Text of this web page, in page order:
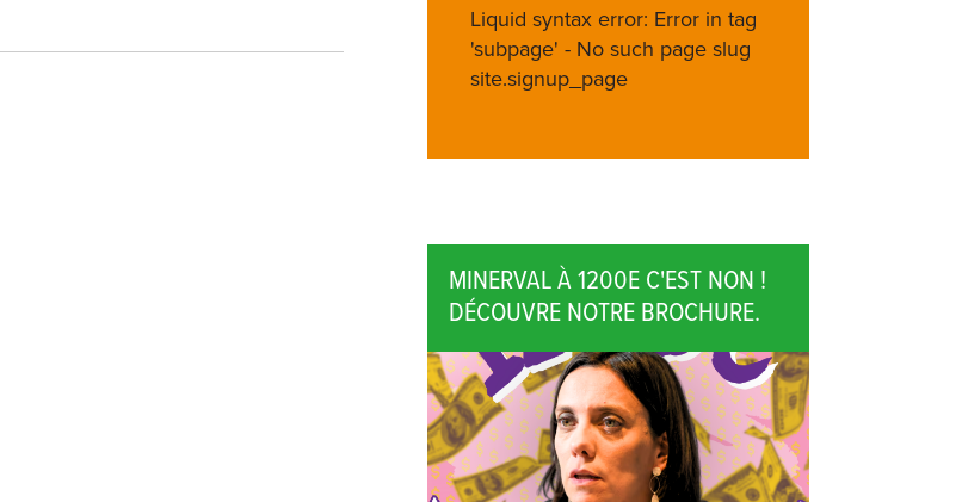
Liquid syntax error: Error in tag
'subpage' - No such page slug
site.signup_page
MINERVAL À 1200E C'EST NON !
DÉCOUVRE NOTRE BROCHURE.